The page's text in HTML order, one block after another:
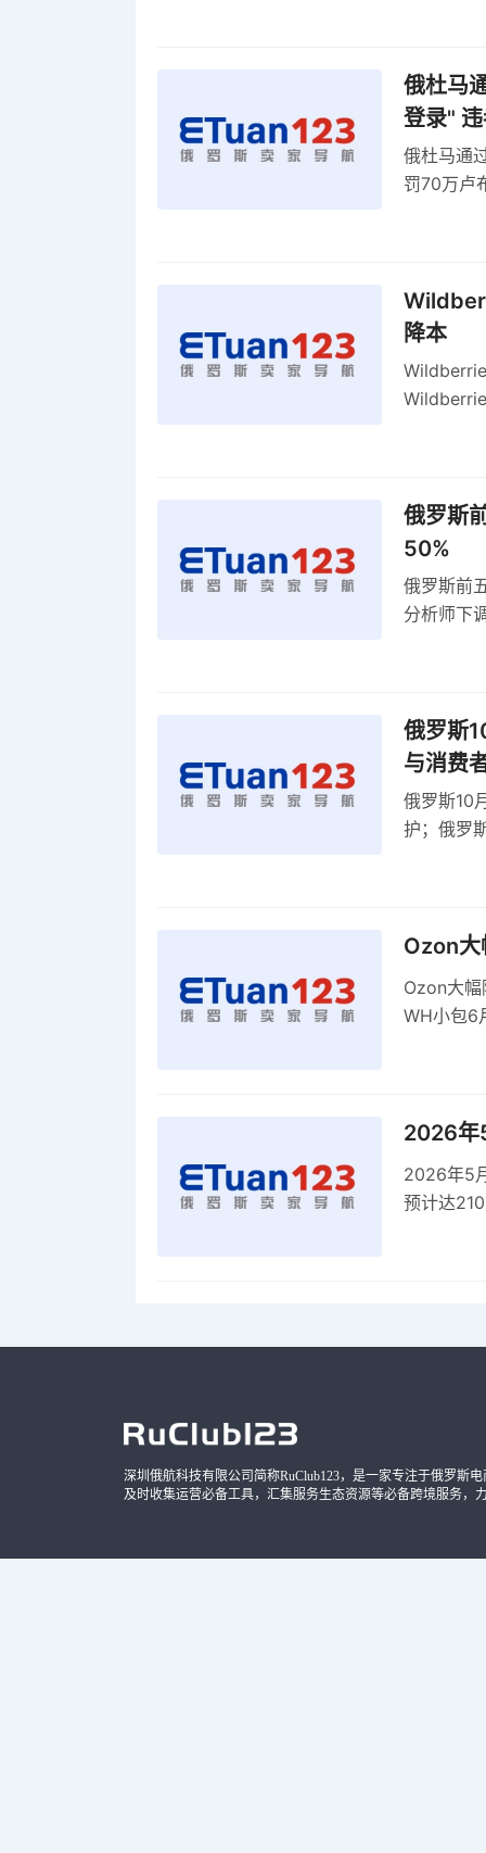
俄杜马
登录"
俄杜马通
罚70万卢
降本
俄罗斯
50%
俄罗斯前
分析师下
俄罗斯
与消费
俄罗斯10
护；俄罗
Ozon大
Ozon大
WH小包6
2026年
2026年5
预计达
深圳俄航科技有限公司简称RuClub123，是一家专注于俄罗斯
及时收集运营必备工具，汇集服务生态资源等必备跨境服务，